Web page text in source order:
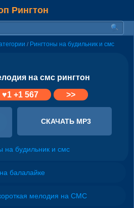
Рингтон
/ Рингтоны на будильник и смс
на смс рингтон
♥1 +1 567 >>
СКАЧАТЬ MP3
на будильник и смс
балалайке
мелодия на СМС